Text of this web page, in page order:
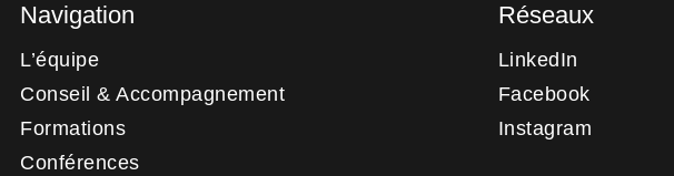
Navigation
L’équipe
Conseil & Accompagnement
Formations
Conférences
Réseaux
LinkedIn
Facebook
Instagram